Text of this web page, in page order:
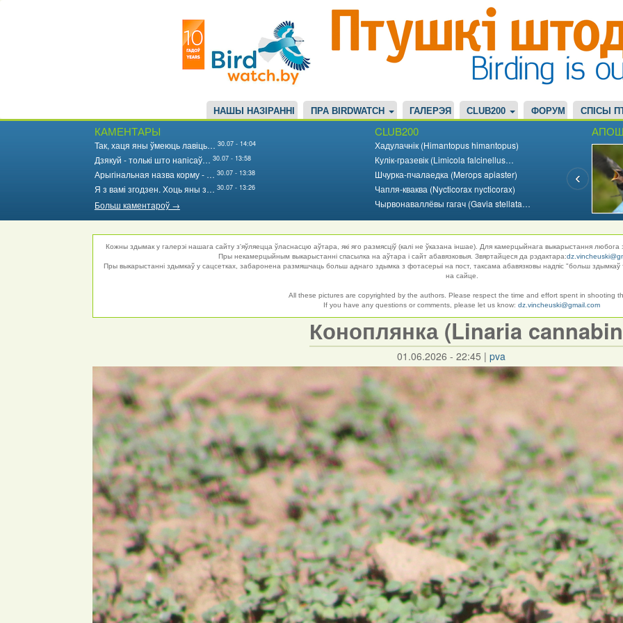
НАШЫ НАЗІРАННІ ПРА BIRDWATCH ГАЛЕРЭЯ CLUB200 ФОРУМ СПІСЫ
КАМЕНТАРЫ
Так, хаця яны ўмеюць лавіць… 30.07 - 14:04
Дзякуй - толькі што напісаў… 30.07 - 13:58
Арыгінальная назва корму - … 30.07 - 13:38
Я з вамі згодзен. Хоць яны з… 30.07 - 13:26
Больш каментароў →
CLUB200
Хадулачнік (Himantopus himantopus)
Кулік-гразевік (Limicola falcinellus…
Шчурка-пчалаедка (Merops apiaster)
Чапля-кваква (Nycticorax nycticorax)
Чырвонаваллёвы гагач (Gavia stellata…
Кожны здымак у галерэі нашага сайту з'яўляецца ўласнасцю аўтара, які яго размясціў (калі не ўказана іншае). Для камерцыйнага выкарыстання
Пры некамерцыйным выкарыстанні спасылка на аўтара і сайт абавязковыя. Звяртайцеся да рэдактара:
Пры выкарыстанні здымкаў у сацсетках, забаронена размяшчаць больш аднаго здымка з фотасерыі на пост, таксама абавязковы надпіс "больш
на сайце.
All these pictures are copyrighted by the authors. Please respect the time and effort spent in shooting
If you have any questions or comments, please let us know:dz.vincheuski@gmail.com
Коноплянка (Linaria
01.06.2026 - 22:45 | pva